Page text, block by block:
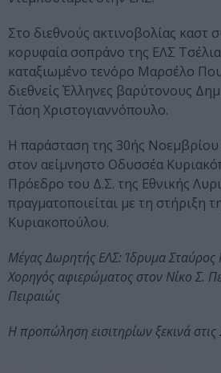
Στο διεθνούς ακτινοβολίας καστ
κορυφαία σοπράνο της ΕΛΣ
καταξιωμένο τενόρο Μαρσέλο
διεθνείς Έλληνες βαρύτονους
Τάση Χριστογιαννόπουλο.
Η παράσταση της 30ής Νοεμβρίου
στον αείμνηστο Οδυσσέα
Πρόεδρο του Δ.Σ. της Εθνικής
πραγματοποιείται με τη στήριξη
Κυριακοπούλου.
Μέγας Δωρητής ΕΛΣ: Ίδρυμα Σταύρος
Χορηγός αφιερώματος στον Νίκο Σ.
Πειραιώς
Η προπώληση εισιτηρίων ξεκινά